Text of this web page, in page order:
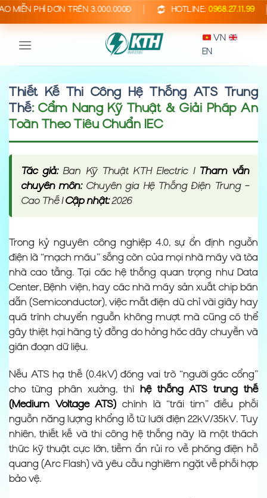
Bỏ
qua
ĐƠN TRÊN 3.000.000Đ HOTLINE: 0968.27.11.99
VN
EN
Thiết Kế Thi Công Hệ Thống ATS Trung
Thế: Cẩm Nang Kỹ Thuật & Giải Pháp An
Toàn Theo Tiêu Chuẩn IEC
Tác giả:Ban Kỹ Thuật KTH Electric | Tham vấn
chuyên môn:Chuyên gia Hệ Thống Điện Trung –
Cao Thế |Cập nhật:2026
Trong kỷ nguyên công nghiệp 4.0, sự ổn định nguồn
điện là “mạch máu” sống còn của mọi nhà máy và tòa
nhà cao tầng. Tại các hệ thống quan trọng như Data
Center, Bệnh viện, hay các nhà máy sản xuất chip bán
dẫn (Semiconductor), việc mất điện dù chỉ vài giây hay
quá trình chuyển nguồn không mượt mà cũng có thể
gây thiệt hại hàng tỷ đồng do hỏng hóc dây chuyền và
gián đoạn dữ liệu.
Nếu ATS hạ thế (0.4kV) đóng vai trò “người gác cổng”
cho từng phân xưởng, thì hệ thống ATS trung thế
(Medium Voltage ATS) chính là “trái tim” điều phối
nguồn năng lượng khổng lồ từ lưới điện 22kV/35kV. Tuy
nhiên, thiết kế và thi công hệ thống này là một thách
thức kỹ thuật cực lớn, tiềm ẩn rủi ro về phóng điện hồ
quang (Arc Flash) và yêu cầu nghiêm ngặt về phối hợp
bảo vệ.